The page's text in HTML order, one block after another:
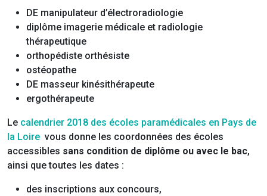
DE manipulateur d’électroradiologie
diplôme imagerie médicale et radiologie
thérapeutique
orthopédiste orthésiste
ostéopathe
DE masseur kinésithérapeute
ergothérapeute
Le calendrier 2018 des écoles paramédicales en Pays de
la Loire vous donne les coordonnées des écoles
accessibles sans condition de diplôme ou avec le bac,
ainsi que toutes les dates :
des inscriptions aux concours,